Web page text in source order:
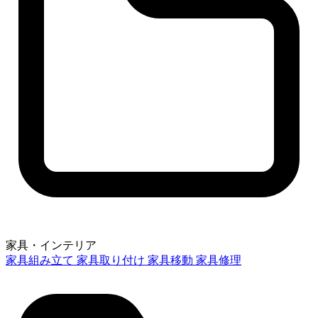
家具・インテリア
家具組み立て 家具取り付け 家具移動 家具修理